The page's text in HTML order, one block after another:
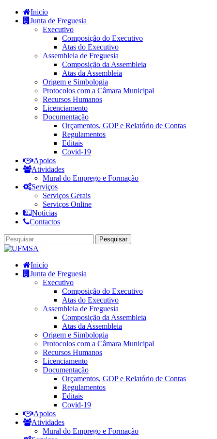
Inicío
Junta de Freguesia
Executivo
Composição do Executivo
Atas do Executivo
Assembleia de Freguesia
Composição da Assembleia
Atas da Assembleia
Origem e Simbologia
Protocolos com a Câmara Municipal
Recursos Humanos
Licenciamento
Documentação
Orçamentos, GOP e Relatório de Contas
Regulamentos
Editais
Covid-19
Apoios
Atividades
Mural do Emprego e Formação
Serviços
Serviços Gerais
Serviços Online
Notícias
Contactos
Inicío
Junta de Freguesia
Executivo
Composição do Executivo
Atas do Executivo
Assembleia de Freguesia
Composição da Assembleia
Atas da Assembleia
Origem e Simbologia
Protocolos com a Câmara Municipal
Recursos Humanos
Licenciamento
Documentação
Orçamentos, GOP e Relatório de Contas
Regulamentos
Editais
Covid-19
Apoios
Atividades
Mural do Emprego e Formação